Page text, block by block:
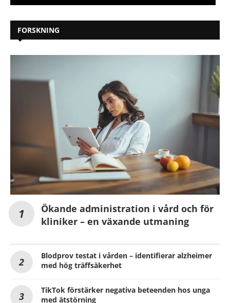
FORSKNING
Ökande administration i vård och för
kliniker – en växande utmaning
Blodprov testat i vården – identifierar alzheimer
med hög träffsäkerhet
TikTok förstärker negativa beteenden hos unga
med ätstörning